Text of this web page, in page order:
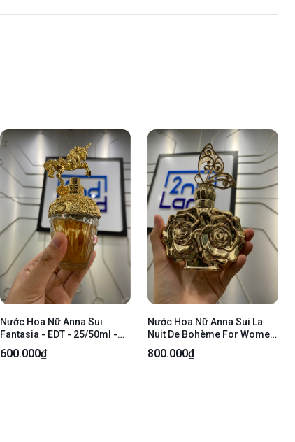
Nước Hoa Nữ Anna Sui
Fantasia - EDT - 25/50ml -
Body
600.000₫
Nước Hoa Nữ Anna Sui La
Nuit De Bohème For Women
75ml
800.000₫